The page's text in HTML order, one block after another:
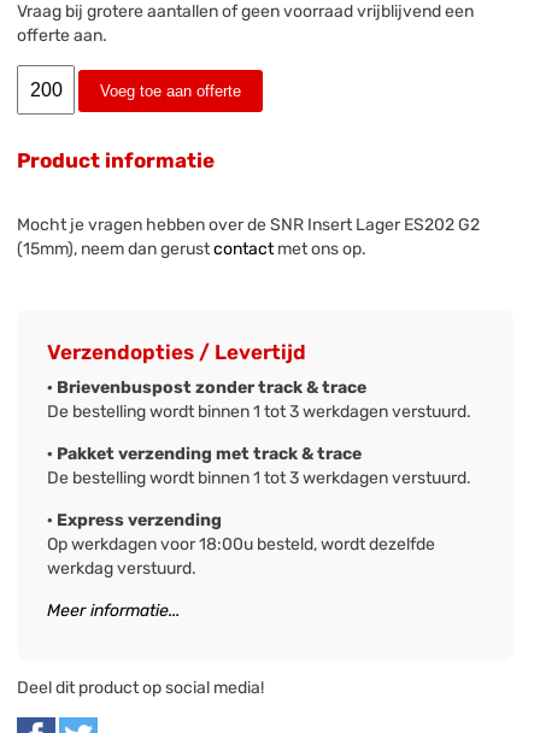
Vraag bij grotere aantallen of geen voorraad vrijblijvend een
offerte aan.
Voeg toe aan offerte
Product informatie
Mocht je vragen hebben over de SNR Insert Lager ES202 G2
(15mm), neem dan gerustcontactmet ons op.
Verzendopties / Levertijd
· Brievenbuspost zonder track & trace
De bestelling wordt binnen 1 tot 3 werkdagen verstuurd.
· Pakket verzending met track & trace
De bestelling wordt binnen 1 tot 3 werkdagen verstuurd.
· Express verzending
Op werkdagen voor 18:00u besteld, wordt dezelfde
werkdag verstuurd.
Meer informatie...
Deel dit product op social media!